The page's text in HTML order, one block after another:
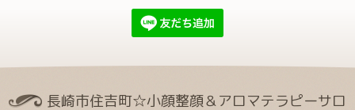
長崎市住吉町☆小顔整顔＆アロマテラピーサロ